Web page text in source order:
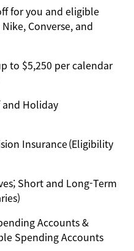
for you and eligible
Converse, and
to $5,250 per calendar
and Holiday
Insurance (Eligibility
Short and Long-Term
Accounts &
Spending Accounts